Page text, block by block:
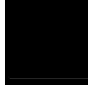
pantolonlar veya